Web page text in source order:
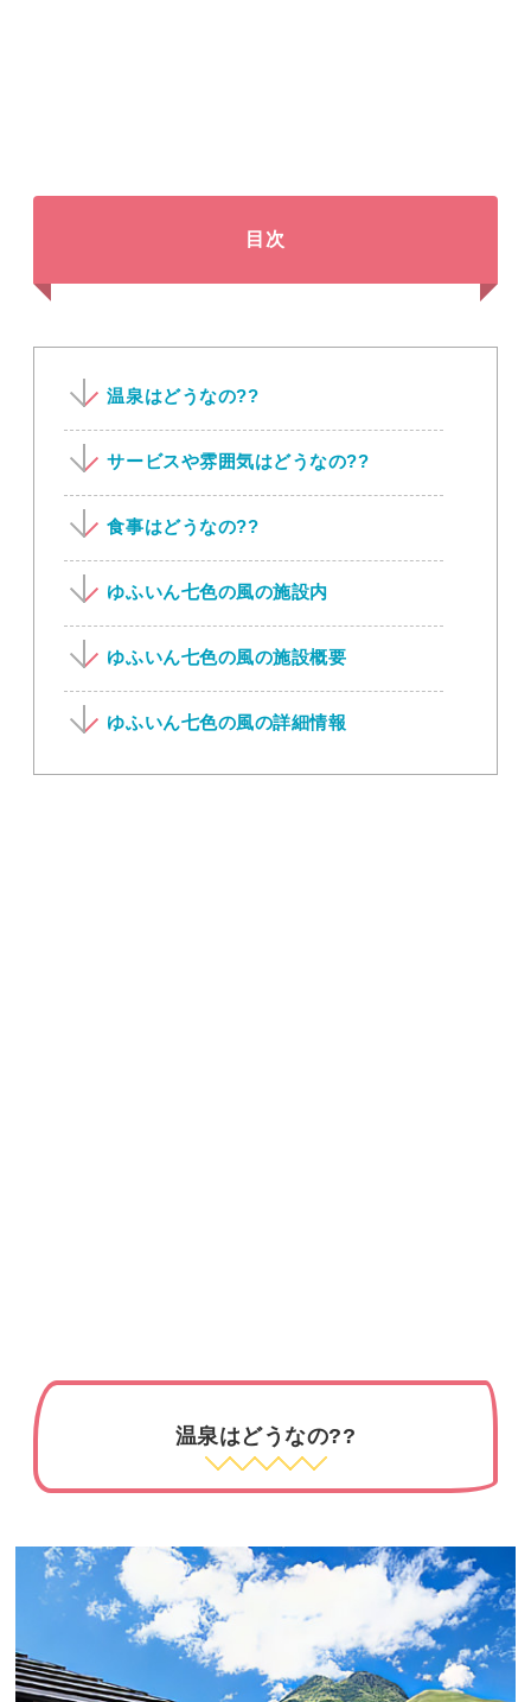
目次
温泉はどうなの??
サービスや雰囲気はどうなの??
食事はどうなの??
ゆふいん七色の風の施設内
ゆふいん七色の風の施設概要
ゆふいん七色の風の詳細情報
温泉はどうなの??